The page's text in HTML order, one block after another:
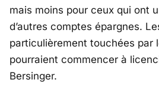
mais moins pour ceux qui ont
d’autres comptes épargnes.
particulièrement touchées par
pourraient commencer à
Bersinger.